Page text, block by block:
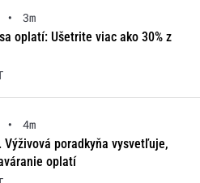
•
3m
oplatí: Ušetrite viac ako 30% z
•
4m
poradkyňa vysvetľuje,
oplatí